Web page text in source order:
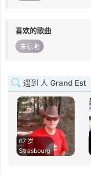
喜欢的歌曲
未标明
遇到 人 Grand Est
67 岁
Strasbourg